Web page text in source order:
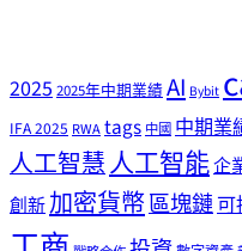
20252025年中期業績AI Bybit
IFA 2025 RWAtags 中國 中期業
人工智慧人工智能企
創新加密貨幣區塊鏈可